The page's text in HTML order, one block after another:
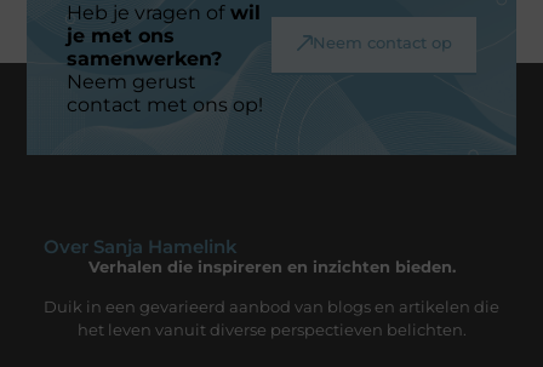
Heb je vragen ofwil
je met ons
samenwerken?
Neem gerust
contact met ons op!
Neem contact op
Over Sanja Hamelink
Verhalen die inspireren en inzichten bieden.
Duik in een gevarieerd aanbod van blogs en artikelen die
het leven vanuit diverse perspectieven belichten.